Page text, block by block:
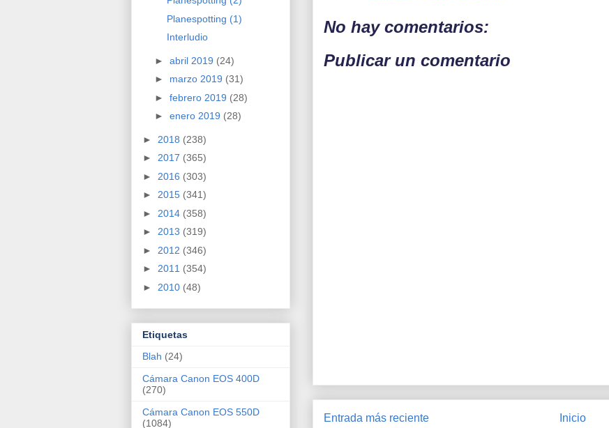
No hay comentarios:
Publicar un comentario
Entrada más reciente Inicio
Planespotting (1)
Interludio
► abril 2019 (24)
► marzo 2019 (31)
► febrero 2019 (28)
► enero 2019 (28)
► 2018 (238)
► 2017 (365)
► 2016 (303)
► 2015 (341)
► 2014 (358)
► 2013 (319)
► 2012 (346)
► 2011 (354)
► 2010 (48)
Etiquetas
Blah (24)
Cámara Canon EOS 400D
(270)
Cámara Canon EOS 550D
(1084)